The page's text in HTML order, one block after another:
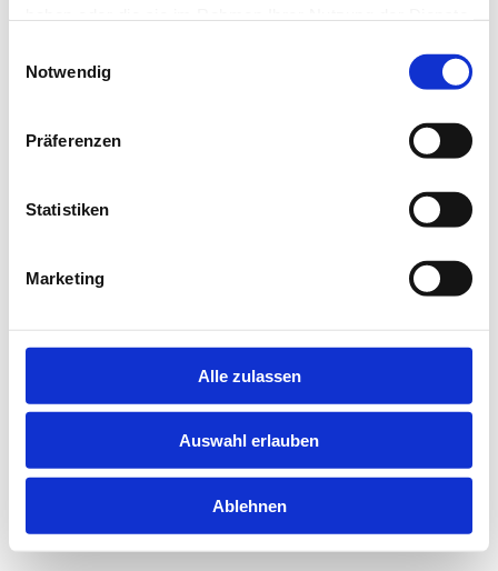
Notwendig
Präferenzen
Statistiken
Marketing
Alle zulassen
Auswahl erlauben
Ablehnen
loadingjobninja.com
for more